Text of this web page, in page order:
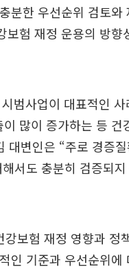
분한 우선순위 검토와
험 재정 운용의 방향
범사업이 대표적인 사
많이 증가하는 등 건
대변인은 “주로 경증
서도 충분히 검증되
보험 재정 영향과 정
인 기준과 우선순위에